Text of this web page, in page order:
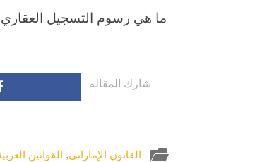
ما هي رسوم التسجيل العقاري
شارك المقالة
القانون الإماراتي, القوانين